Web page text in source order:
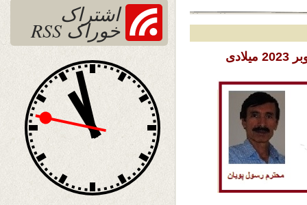
اشتراک
خوراک RSS